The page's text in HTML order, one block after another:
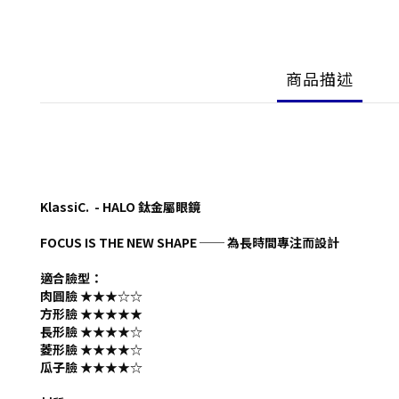
商品描述
KlassiC. - HALO 鈦金屬眼鏡
FOCUS IS THE NEW SHAPE ── 為長時間專注而設計
適合臉型：
肉圓臉 ★★★☆☆
方形臉 ★★★★★
長形臉 ★★★★☆
菱形臉 ★★★★☆
瓜子臉 ★★★★☆